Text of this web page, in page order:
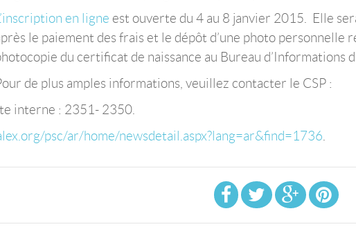
L’inscription en ligne est ouverte du 4 au 8 janvier 2015. Elle
le paiement des frais et le dépôt d’une photo personnelle
du certificat de naissance au Bureau d’Informations
de plus amples informations, veuillez contacter le CSP :
interne : 2351- 2350.
psc/ar/home/newsdetail.aspx?lang=ar&find=1736